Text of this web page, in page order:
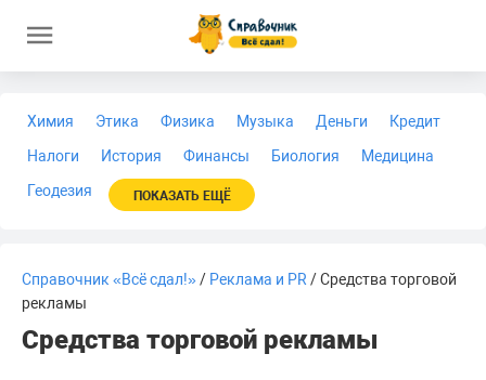
Химия Этика Физика Музыка Деньги
Кредит
Налоги
История Финансы Биология
Медицина
Геодезия
ПОКАЗАТЬ ЕЩЁ
Справочник «Всё сдал!»/ Реклама и PR / Средства торговой
рекламы
Средства торговой рекламы